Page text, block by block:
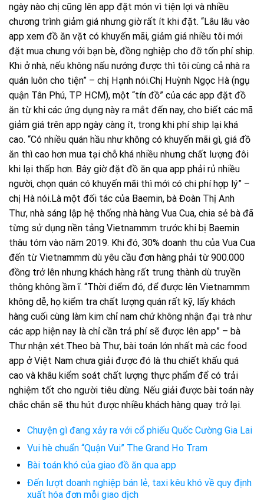
ngày nào chị cũng lên app đặt món vì tiện lợi và nhiều
chương trình giảm giá nhưng giờ rất ít khi đặt. “Lâu lâu vào
app xem đồ ăn vặt có khuyến mãi, giảm giá nhiều tôi mới
đặt mua chung với bạn bè, đồng nghiệp cho đỡ tốn phí ship.
Khi ở nhà, nếu không nấu nướng được thì tôi cùng cả nhà ra
quán luôn cho tiện” – chị Hạnh nói.Chị Huỳnh Ngọc Hà (ngụ
quận Tân Phú, TP HCM), một “tín đồ” của các app đặt đồ
ăn từ khi các ứng dụng này ra mắt đến nay, cho biết các mã
giảm giá trên app ngày càng ít, trong khi phí ship lại khá
cao. “Có nhiều quán hầu như không có khuyến mãi gì, giá đồ
ăn thì cao hơn mua tại chỗ khá nhiều nhưng chất lượng đôi
khi lại thấp hơn. Bây giờ đặt đồ ăn qua app phải rủ nhiều
người, chọn quán có khuyến mãi thì mới có chi phí hợp lý” –
chị Hà nói.Là một đối tác của Baemin, bà Đoàn Thị Anh
Thư, nhà sáng lập hệ thống nhà hàng Vua Cua, chia sẻ bà đã
từng sử dụng nền tảng Vietnammm trước khi bị Baemin
thâu tóm vào năm 2019. Khi đó, 30% doanh thu của Vua Cua
đến từ Vietnammm dù yêu cầu đơn hàng phải từ 900.000
đồng trở lên nhưng khách hàng rất trung thành dù truyền
thông không ầm ĩ. “Thời điểm đó, để được lên Vietnammm
không dễ, họ kiểm tra chất lượng quán rất kỹ, lấy khách
hàng cuối cùng làm kim chỉ nam chứ không nhận đại trà như
các app hiện nay là chỉ cần trả phí sẽ được lên app” – bà
Thư nhận xét.Theo bà Thư, bài toán lớn nhất mà các food
app ở Việt Nam chưa giải được đó là thu chiết khấu quá
cao và khâu kiểm soát chất lượng thực phẩm để có trải
nghiệm tốt cho người tiêu dùng. Nếu giải được bài toán này
chắc chắn sẽ thu hút được nhiều khách hàng quay trở lại.
Chuyện gì đang xảy ra với cổ phiếu Quốc Cường Gia Lai
Vui hè chuẩn “Quận Vui” The Grand Ho Tram
Bài toán khó của giao đồ ăn qua app
Đến lượt doanh nghiệp bán lẻ, taxi kêu khó về quy định
xuất hóa đơn mỗi giao dịch